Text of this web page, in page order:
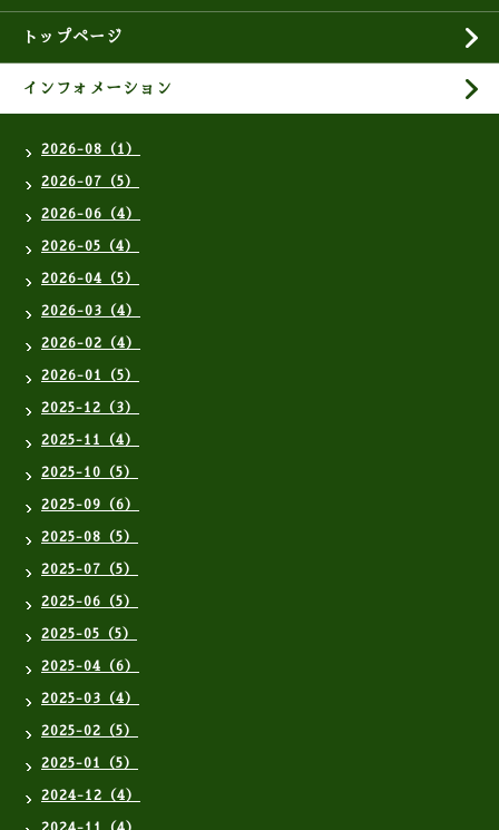
トップページ
インフォメーション
2026-08（1）
2026-07（5）
2026-06（4）
2026-05（4）
2026-04（5）
2026-03（4）
2026-02（4）
2026-01（5）
2025-12（3）
2025-11（4）
2025-10（5）
2025-09（6）
2025-08（5）
2025-07（5）
2025-06（5）
2025-05（5）
2025-04（6）
2025-03（4）
2025-02（5）
2025-01（5）
2024-12（4）